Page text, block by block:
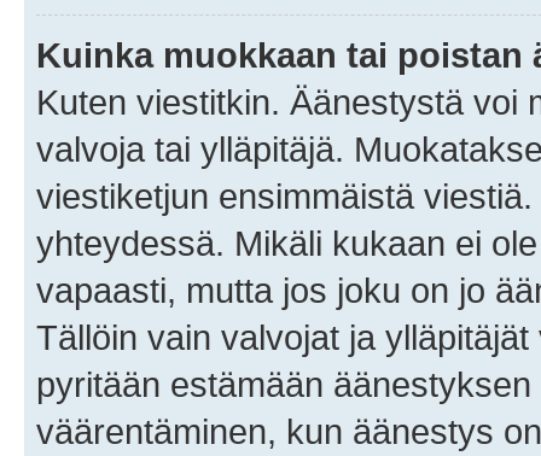
Kuinka muokkaan tai poistan
Kuten viestitkin. Äänestystä voi
valvoja tai ylläpitäjä.
viestiketjun ensimmäistä
yhteydessä. Mikäli kukaan ei
vapaasti, mutta jos joku on jo
Tällöin vain valvojat ja
pyritään estämään
väärentäminen, kun äänestys